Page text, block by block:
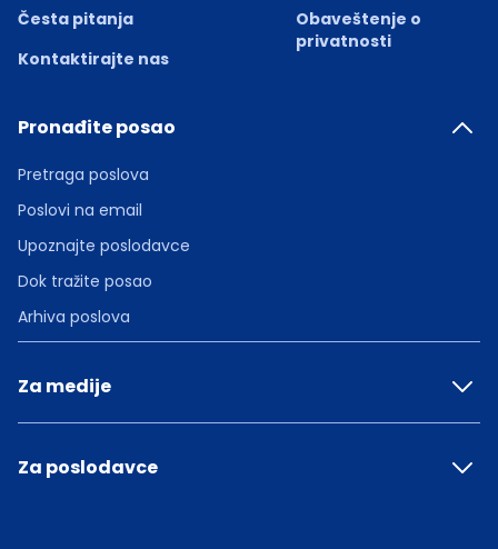
Česta pitanja
Kontaktirajte nas
Obaveštenje o
privatnosti
Pronađite posao
Pretraga poslova
Poslovi na email
Upoznajte poslodavce
Dok tražite posao
Arhiva poslova
Za medije
Za poslodavce